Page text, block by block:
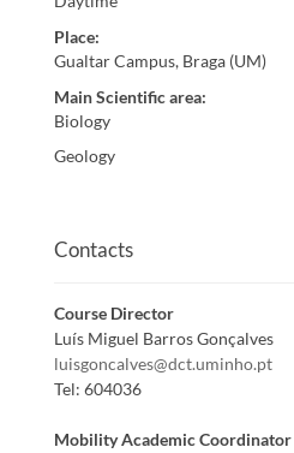
Place:
Gualtar Campus, Braga (UM)
Main Scientific area:
Biology
Geology
Contacts
Course Director
Luís Miguel Barros Gonçalves
luisgoncalves@dct.uminho.pt
Tel: 604036
Mobility Academic Coordinator